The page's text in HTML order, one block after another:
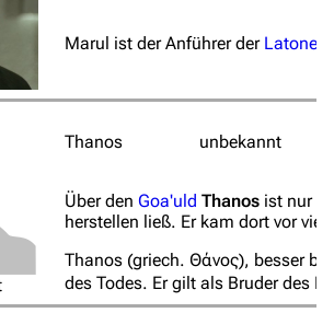
Marul ist der Anführer der Latoner
Thanos unbekannt
Über den Goa'uld Thanos ist nur
herstellen ließ. Er kam dort vor
Thanos (griech. Θάνος), besser
des Todes. Er gilt als Bruder des